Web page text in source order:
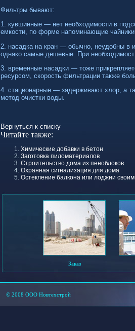
Фильтры бывают:
1. кувшинные — нет необходимости в
емкости, по форме напоминающие
2. насадка на кран — обычно, неудобны в
однако самые дешевые. При
3. временные насадки — тоже
ресурсом, скорость фильтрации также
4. стационарные — задерживают хлор, а
метод очистки воды.
Вернуться к списку
Читайте также:
Химические добавки в бетон
Заготовка пиломатериалов
Строительство дома из пеноблоков
Охранная сигнализация для дома
Остекление балкона или лоджии
Заказ
© 2008 ООО Новтехстрой